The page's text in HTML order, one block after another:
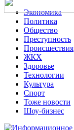
Экономика
Политика
Общество
Преступность
Происшествия
ЖКХ
Здоровье
Технологии
Культура
Спорт
Тоже новости
Шоу-бизнес